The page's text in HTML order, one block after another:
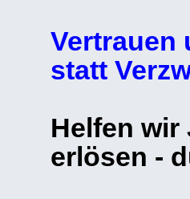
Vertrauen
statt
Helfen wir
erlösen -